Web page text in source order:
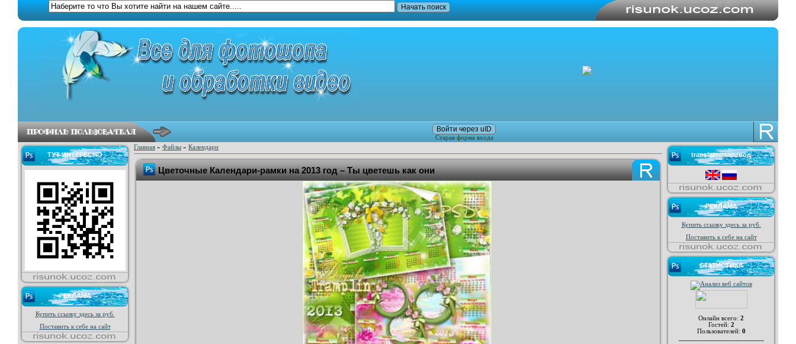
Войти через uID
Старая форма входа
ТУТ ИНТЕРЕСНО
РЕКЛАМА
Купить ссылку здесь за руб.
Поставить к себе на сайт
Главная » Файлы » Календари
Цветочные Календари-рамки на 2013 год – Ты цветешь как они
translator/перевод
РЕКЛАМА
Купить ссылку здесь за руб.
Поставить к себе на сайт
СТАТИСТИКА
Онлайн всего: 2
Гостей: 2
Пользователей: 0